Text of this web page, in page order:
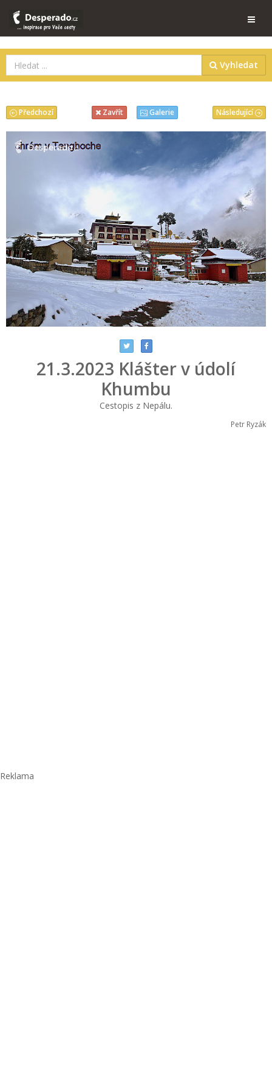
Vyhledat
Následující
Předchozí Zavřít Galerie
21.3.2023 Klášter v údolí
Khumbu
Cestopis z Nepálu.
Petr Ryzák
Reklama